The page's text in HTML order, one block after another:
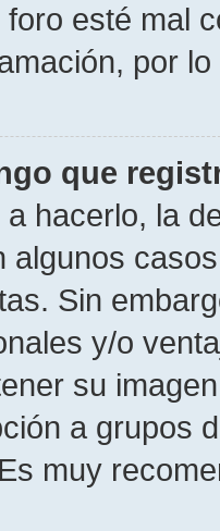
esté mal
por
que
hacerlo, la
algunos
Sin
y/o
su
a grupos
muy